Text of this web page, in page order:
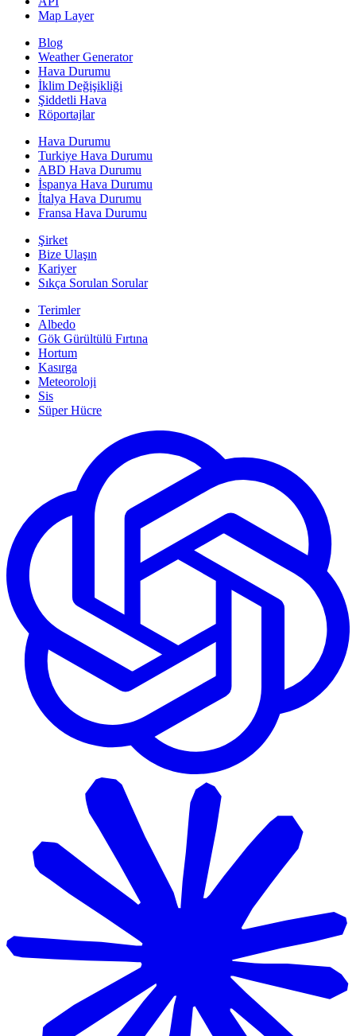
Map Layer
Blog
Weather Generator
Hava Durumu
İklim Değişikliği
Şiddetli Hava
Röportajlar
Hava Durumu
Turkiye Hava Durumu
ABD Hava Durumu
İspanya Hava Durumu
İtalya Hava Durumu
Fransa Hava Durumu
Şirket
Bize Ulaşın
Kariyer
Sıkça Sorulan Sorular
Terimler
Albedo
Gök Gürültülü Fırtına
Hortum
Kasırga
Meteoroloji
Sis
Süper Hücre